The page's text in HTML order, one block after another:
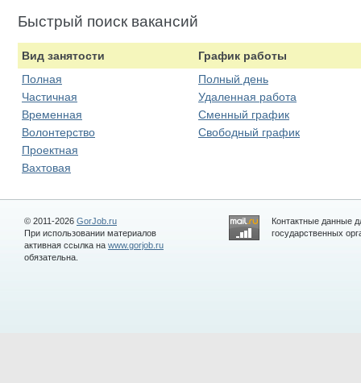
Быстрый поиск вакансий
Вид занятости
График работы
Полная
Частичная
Временная
Волонтерство
Проектная
Вахтовая
Полный день
Удаленная работа
Сменный график
Свободный график
© 2011-2026 GorJob.ru
При использовании материалов
активная ссылка на www.gorjob.ru
обязательна.
Контактные данные
государственных